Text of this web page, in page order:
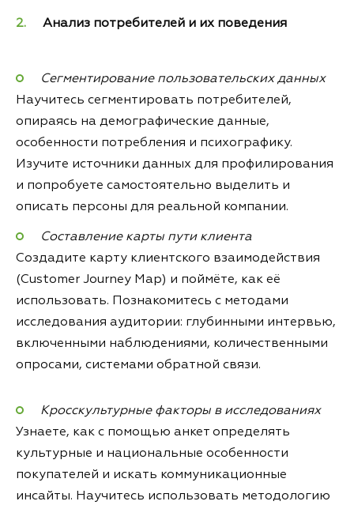
Анализ потребителей и их поведения
Сегментирование пользовательских данных
Научитесь сегментировать потребителей,
опираясь на демографические данные,
особенности потребления и психографику.
Изучите источники данных для профилирования
и попробуете самостоятельно выделить и
описать персоны для реальной компании.
Составление карты пути клиента
Создадите карту клиентского взаимодействия
(Customer Journey Map) и поймёте, как её
использовать. Познакомитесь с методами
исследования аудитории: глубинными интервью,
включенными наблюдениями, количественными
опросами, системами обратной связи.
Кросскультурные факторы в исследованиях
Узнаете, как с помощью анкет определять
культурные и национальные особенности
покупателей и искать коммуникационные
инсайты. Научитесь использовать методологию